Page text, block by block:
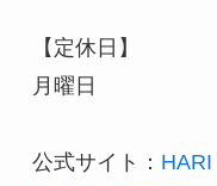
【定休日】
月曜日
公式サイト：